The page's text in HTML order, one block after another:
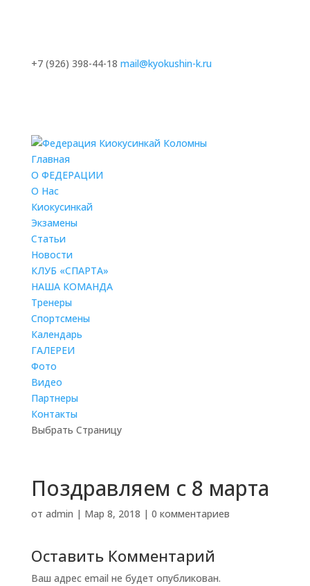
+7 (926) 398-44-18 mail@kyokushin-k.ru
Главная
О ФЕДЕРАЦИИ
О Нас
Киокусинкай
Экзамены
Статьи
Новости
КЛУБ «СПАРТА»
НАША КОМАНДА
Тренеры
Cпортсмены
Календарь
ГАЛЕРЕИ
Фото
Видео
Партнеры
Контакты
Выбрать Страницу
Поздравляем с 8 марта
от admin | Мар 8, 2018 | 0 комментариев
Оставить Комментарий
Ваш адрес email не будет опубликован.